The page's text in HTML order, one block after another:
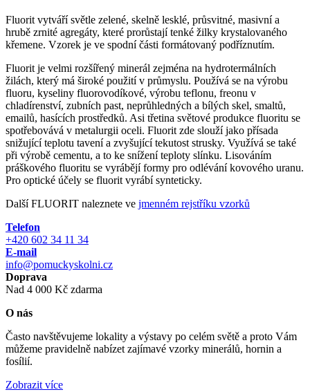
Fluorit vytváří světle zelené, skelně lesklé, průsvitné, masivní a
hrubě zrnité agregáty, které prorůstají tenké žilky krystalovaného
křemene. Vzorek je ve spodní části formátovaný podříznutím.
Fluorit je velmi rozšířený minerál zejména na hydrotermálních
žilách, který má široké použití v průmyslu. Používá se na výrobu
fluoru, kyseliny fluorovodíkové, výrobu teflonu, freonu v
chladírenství, zubních past, neprůhledných a bílých skel, smaltů,
emailů, hasících prostředků. Asi třetina světové produkce fluoritu se
spotřebovává v metalurgii oceli. Fluorit zde slouží jako přísada
snižující teplotu tavení a zvyšující tekutost strusky. Využívá se také
při výrobě cementu, a to ke snížení teploty slínku. Lisováním
práškového fluoritu se vyrábějí formy pro odlévání kovového uranu.
Pro optické účely se fluorit vyrábí synteticky.
Další FLUORIT naleznete ve jmenném rejstříku vzorků
Telefon
+420 602 34 11 34
E-mail
info@pomuckyskolni.cz
Doprava
Nad 4 000 Kč zdarma
O nás
Často navštěvujeme lokality a výstavy po celém světě a proto Vám
můžeme pravidelně nabízet zajímavé vzorky minerálů, hornin a
fosílií.
Zobrazit více